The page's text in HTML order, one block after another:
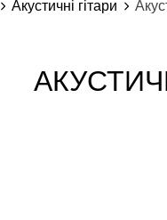
Акустичні гітари